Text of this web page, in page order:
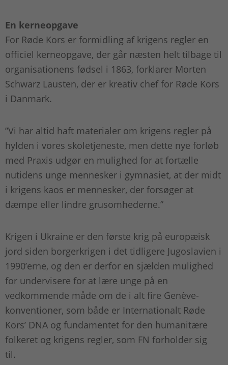
En kerneopgave
For Røde Kors er formidling af krigens regler en
officiel kerneopgave, der går næsten helt tilbage til
organisationens fødsel i 1863, forklarer Morten
Schwarz Lausten, der er kreativ chef for Røde Kors
i Danmark.
”Vi har altid haft materialer om krigens regler på
hylden i vores skoletjeneste, men dette nye forløb
med Praxis udgør en mulighed for at fortælle
nutidens unge mennesker i gymnasiet, at der midt
i krigens kaos er mennesker, der forsøger at
dæmpe eller lindre grusomhederne.”
Krigen i Ukraine er den første krig på europæisk
jord siden borgerkrigen i det tidligere Jugoslavien i
1990’erne, og den er derfor en sjælden mulighed
for undervisere for at lære unge på en
vedkommende måde om de i alt fire Genève-
konventioner, som både er Internationalt Røde
Kors’ DNA og fundamentet for den humanitære
folkeret og krigens regler, som FN forholder sig
til.